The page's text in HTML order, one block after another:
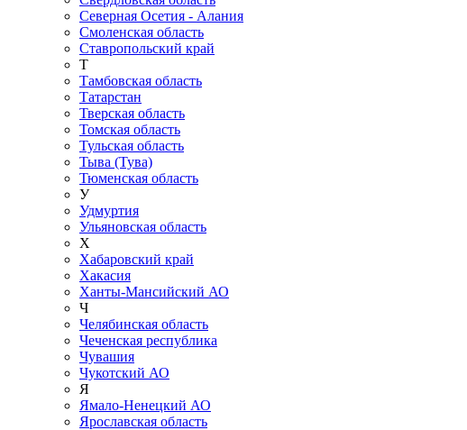
Северная Осетия - Алания
Смоленская область
Ставропольский край
Т
Тамбовская область
Татарстан
Тверская область
Томская область
Тульская область
Тыва (Тува)
Тюменская область
У
Удмуртия
Ульяновская область
Х
Хабаровский край
Хакасия
Ханты-Мансийский АО
Ч
Челябинская область
Чеченская республика
Чувашия
Чукотский АО
Я
Ямало-Ненецкий АО
Ярославская область